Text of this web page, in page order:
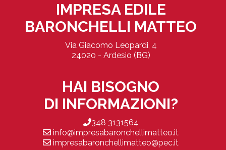
IMPRESA EDILE
BARONCHELLI MATTEO
Via Giacomo Leopardi, 4
24020 - Ardesio (BG)
HAI BISOGNO
DI INFORMAZIONI?
348 3131564
info@impresabaronchellimatteo.it
impresabaronchellimatteo@pec.it